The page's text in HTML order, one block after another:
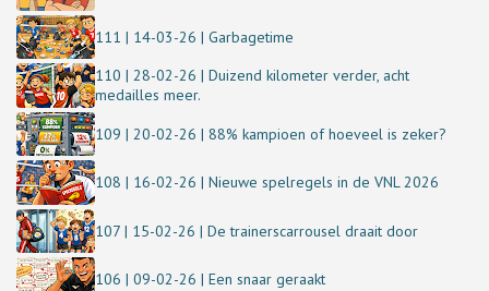
111 | 14-03-26 | Garbagetime
110 | 28-02-26 | Duizend kilometer verder, acht
medailles meer.
109 | 20-02-26 | 88% kampioen of hoeveel is zeker?
108 | 16-02-26 | Nieuwe spelregels in de VNL 2026
107 | 15-02-26 | De trainerscarrousel draait door
106 | 09-02-26 | Een snaar geraakt